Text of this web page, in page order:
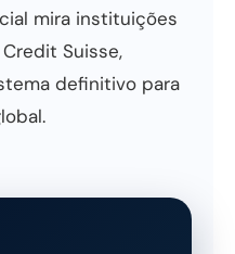
mira instituições
Suisse,
definitivo para